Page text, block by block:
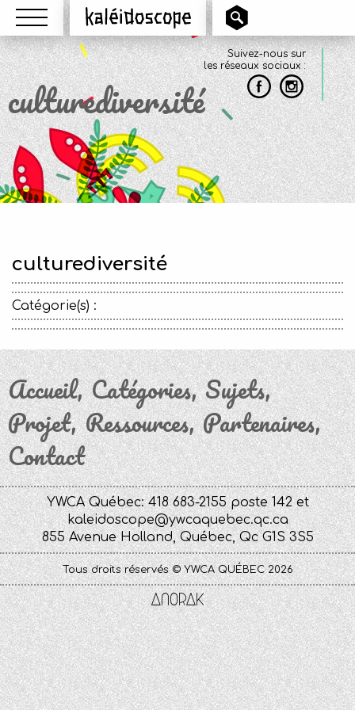
Menu Kaléidoscope
Suivez-nous sur
les réseaux sociaux :
culturediversité
culturediversité
Catégorie(s) :
Accueil Catégories Sujets
Projet Ressources Partenaires
Contact
YWCA Québec: 418 683-2155 poste 142 et
kaleidoscope@ywcaquebec.qc.ca
855 Avenue Holland, Québec, Qc G1S 3S5
Tous droits réservés © YWCA QUÉBEC 2026
Anorak
Studio